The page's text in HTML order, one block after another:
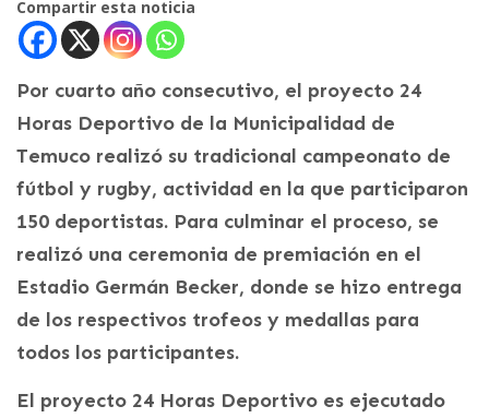
Compartir esta noticia
Por cuarto año consecutivo, el proyecto 24
Horas Deportivo de la Municipalidad de
Temuco realizó su tradicional campeonato de
fútbol y rugby, actividad en la que participaron
150 deportistas. Para culminar el proceso, se
realizó una ceremonia de premiación en el
Estadio Germán Becker, donde se hizo entrega
de los respectivos trofeos y medallas para
todos los participantes.
El proyecto 24 Horas Deportivo es ejecutado